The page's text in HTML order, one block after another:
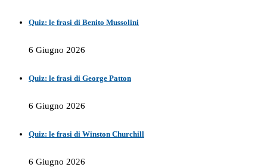
Quiz: le frasi di Benito Mussolini
6 Giugno 2026
Quiz: le frasi di George Patton
6 Giugno 2026
Quiz: le frasi di Winston Churchill
6 Giugno 2026